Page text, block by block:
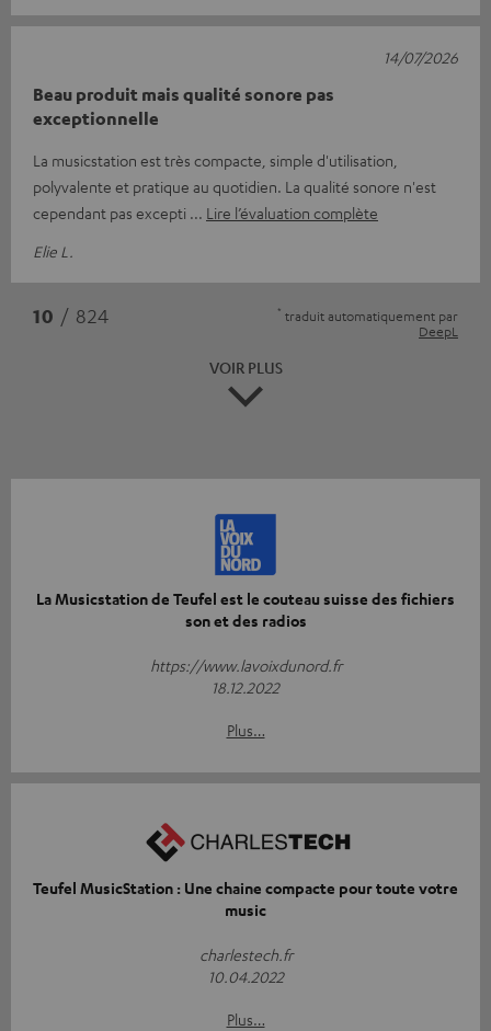
Beau produit mais qualité sonore pas
exceptionnelle
La musicstation est très compacte, simple d'utilisation,
polyvalente et pratique au quotidien. La qualité sonore n'est
cependant pas excepti
Lire l’évaluation complète
Elie L.
14/07/2026
10 / 824 * traduit automatiquement par
DeepL
VOIR PLUS
La Musicstation de Teufel est le couteau suisse des fichiers
son et des radios
https://www.lavoixdunord.fr
18.12.2022
Plus…
Teufel MusicStation : Une chaine compacte pour toute votre
music
charlestech.fr
10.04.2022
Plus…